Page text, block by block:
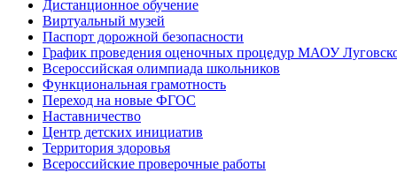
Дистанционное обучение
Виртуальный музей
Паспорт дорожной безопасности
График проведения оценочных процедур МАОУ
Всероссийская олимпиада школьников
Функциональная грамотность
Переход на новые ФГОС
Наставничество
Центр детских инициатив
Территория здоровья
Всероссийские проверочные работы